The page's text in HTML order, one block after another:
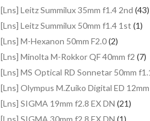
[Lns] Leitz Summilux 35mm f1.4 2nd (43)
[Lns] Leitz Summilux 50mm f1.4 1st (1)
[Lns] M-Hexanon 50mm F2.0(2)
[Lns] Minolta M-Rokkor QF 40mm f2 (7)
[Lns] MS Optical RD Sonnetar 50mm
[Lns] Olympus M.Zuiko Digital ED
[Lns] SIGMA 19mm f2.8 EX DN (21)
[Lns] SIGMA 30mm f2.8 EX DN (1)